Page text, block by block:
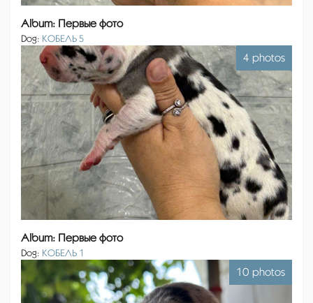
Album: Первые фото
Dog: КОБЕЛЬ 5
4 photos
Album: Первые фото
Dog: КОБЕЛЬ 1
10 photos